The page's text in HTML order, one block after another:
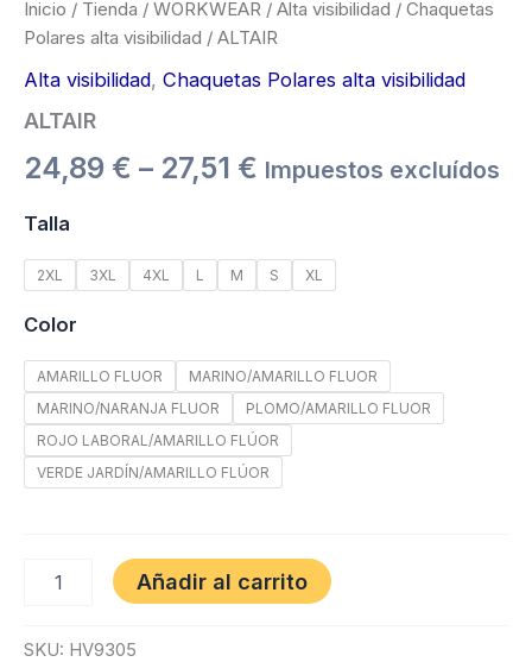
Inicio / Tienda / WORKWEAR / Alta visibilidad / Chaquetas
Polares alta visibilidad / ALTAIR
Alta visibilidad, Chaquetas Polares alta visibilidad
ALTAIR
24,89 € – 27,51 € Impuestos excluídos
Talla
2XL 3XL 4XL L M S XL
Color
AMARILLO FLUOR
MARINO/AMARILLO FLUOR
MARINO/NARANJA FLUOR
PLOMO/AMARILLO FLUOR
ROJO LABORAL/AMARILLO FLÚOR
VERDE JARDÍN/AMARILLO FLÚOR
Añadir al carrito
SKU: HV9305